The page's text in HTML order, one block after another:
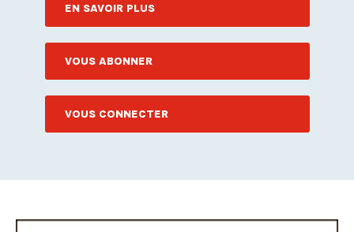
EN SAVOIR PLUS
VOUS ABONNER
VOUS CONNECTER